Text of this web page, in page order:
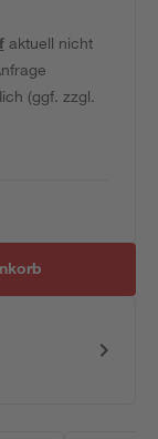
aktuell nicht
(ggf. zzgl.